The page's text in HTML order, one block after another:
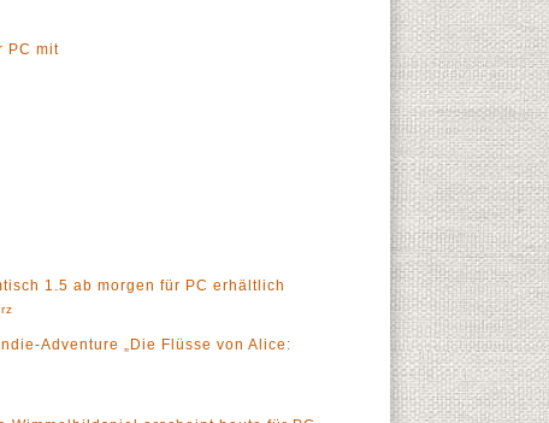
PC mit
1.5 ab morgen für PC erhältlich
Adventure „Die Flüsse von Alice: